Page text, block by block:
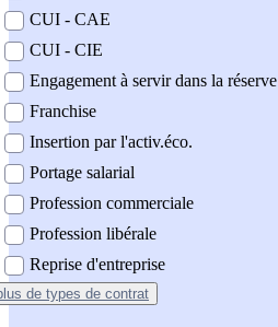
CUI - CAE
CUI - CIE
Engagement à servir dans la réserve
Franchise
Insertion par l'activ.éco.
Portage salarial
Profession commerciale
Profession libérale
Reprise d'entreprise
de types de contrat